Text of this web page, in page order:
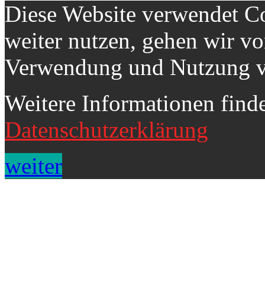
Diese Website verwendet
weiter nutzen, gehen wir
Verwendung und Nutzung
Weitere Informationen
Datenschutzerklärung
weiter